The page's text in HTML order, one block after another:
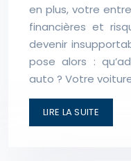
en plus, votre
financières et
devenir
pose alors :
auto ? Votre
LIRE LA SUITE